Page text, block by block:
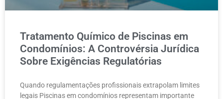
Tratamento Químico de Piscinas em
Condomínios: A Controvérsia Jurídica
Sobre Exigências Regulatórias
Quando regulamentações profissionais extrapolam limites
legais Piscinas em condomínios representam importante